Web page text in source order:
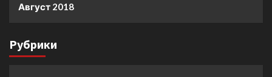
Август 2018
Рубрики